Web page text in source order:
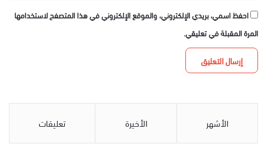
احفظ اسمي، بريدي الإلكتروني، والموقع الإلكتروني في هذا المتصفح لاستخدامها
المرة المقبلة في تعليقي.
الأشهر الأخيرة تعليقات